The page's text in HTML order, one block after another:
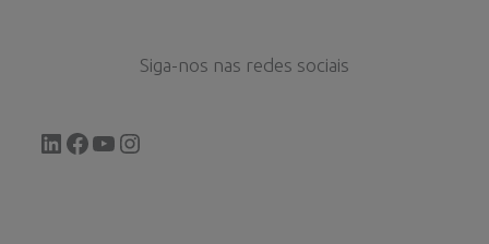
Siga-nos nas redes sociais
LinkedIn
Facebook
YouTube
Instagram